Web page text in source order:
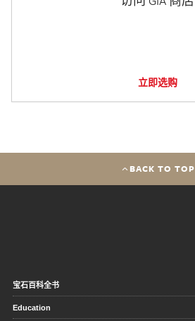
立即选购
BACK TO TOP
宝石百科全书
Education